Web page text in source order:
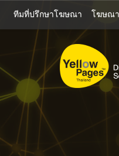
หลัก
ทีมที่ปรึกษาโฆษณา โฆษณา